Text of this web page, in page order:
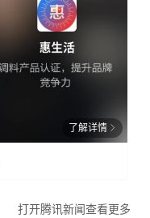
了解详情
打开腾讯新闻查看更多